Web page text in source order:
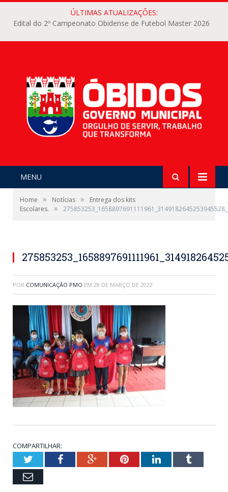
ÚLTIMAS ATUALIZAÇÕES:
Edital do 2º Campeonato Obidense de Futebol Master 2026
MENU
Home » Notícias »
Entrega dos kits
Escolares.
»
POR COMUNICAÇÃO PMO EM 28 DE MARÇO DE 2022
COMPARTILHAR:
TwitterFacebookGoogle+PinterestLinkedInTumblr
Email